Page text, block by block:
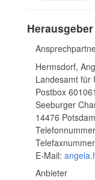
Hermsdorf,
Landesamt für
Postbox
Seeburger
14476
E-Mail:
Anbieter